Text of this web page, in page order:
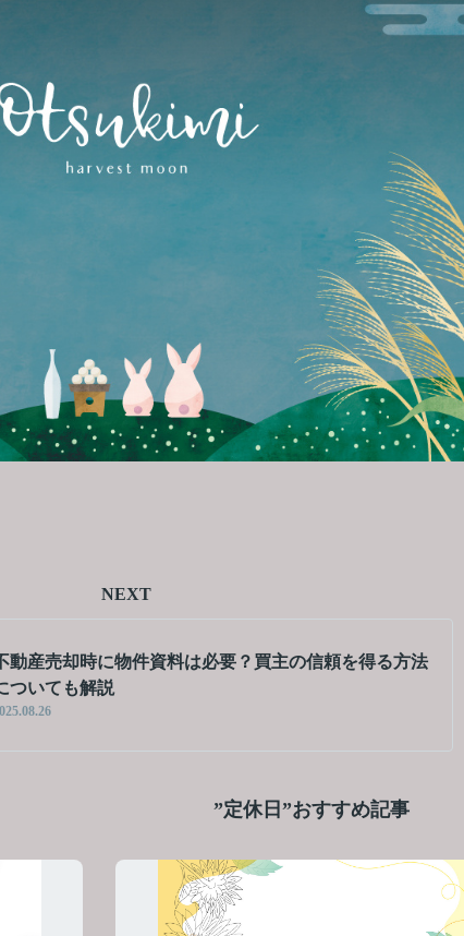
NEXT
動産売却時に物件資料は必要？買主の信頼を得る方法
ついても解説
”定休日”おすすめ記事